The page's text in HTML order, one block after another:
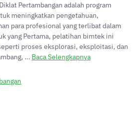
Pertambangan adalah program
meningkatkan pengetahuan,
para profesional yang terlibat dalam
yang Pertama, pelatihan bimtek ini
proses eksplorasi, eksploitasi, dan
… Baca Selengkapnya